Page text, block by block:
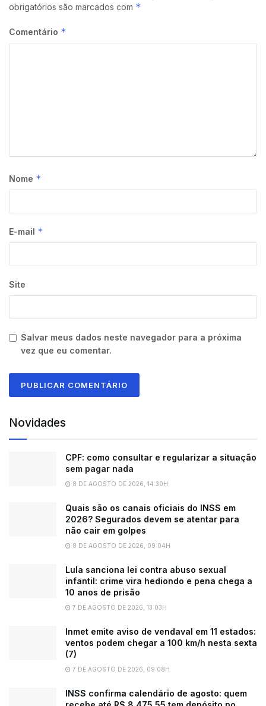
obrigatórios são marcados com *
Comentário *
Nome *
E-mail *
Site
Salvar meus dados neste navegador para a próxima
vez que eu comentar.
Novidades
CPF: como consultar e regularizar a situação
sem pagar nada
8 DE AGOSTO DE 2026, 14:30H
Quais são os canais oficiais do INSS em
2026? Segurados devem se atentar para
não cair em golpes
8 DE AGOSTO DE 2026, 09:04H
Lula sanciona lei contra abuso sexual
infantil: crime vira hediondo e pena chega a
10 anos de prisão
7 DE AGOSTO DE 2026, 13:03H
Inmet emite aviso de vendaval em 11 estados:
ventos podem chegar a 100 km/h nesta sexta
(7)
7 DE AGOSTO DE 2026, 09:08H
INSS confirma calendário de agosto: quem